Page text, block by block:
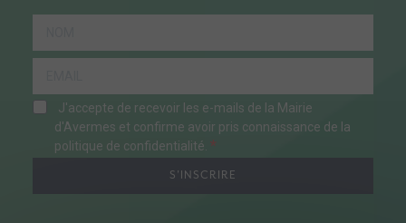
J'accepte de recevoir les e-mails de la Mairie
d'Avermes et confirme avoir pris connaissance de la
politique de confidentialité.
S'INSCRIRE